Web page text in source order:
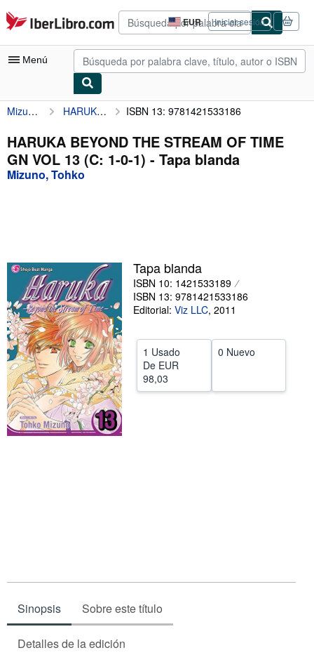
Pasar al contenido principal
IberLibro.com EUR
Preferencias
de
compra
del
Iniciar sesión
Menú
Mi cuenta
Consultar mis pedidos
Búsqueda avanzada
Vendedores
Comenzar a vender
Ayuda
Mizuno, Tohko HARUKA BEYOND THE STREAM OF TIME GN VOL 13 (C: 1-0-1) ISBN 13: 9781421533186
HARUKA BEYOND THE STREAM OF TIME
GN VOL 13 (C: 1-0-1) - Tapa blanda
Mizuno, Tohko
Tapa blanda
ISBN 10: 1421533189
ISBN 13: 9781421533186
Editorial: Viz LLC, 2011
1 Usado
De EUR
98,03
0 Nuevo
Sinopsis Sobre este título
Detalles de la edición